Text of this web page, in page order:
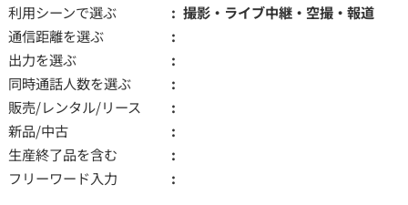
利用シーンで選ぶ
撮影・ライブ中継・空撮・報道
通信距離を選ぶ
出力を選ぶ
同時通話人数を選ぶ
販売/レンタル/リース
新品/中古
生産終了品を含む
フリーワード入力